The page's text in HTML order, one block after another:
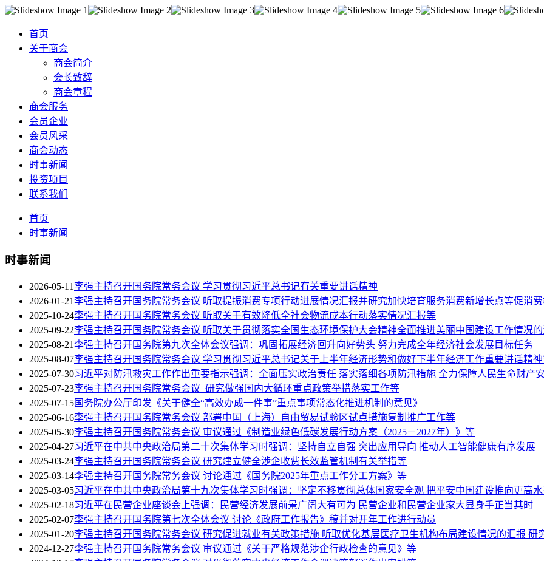
首页
关于商会
商会简介
会长致辞
商会章程
商会服务
会员企业
会员风采
商会动态
时事新闻
投资项目
联系我们
首页
时事新闻
时事新闻
2026-05-11李强主持召开国务院常务会议 学习贯彻习近平总书记有关重要讲话精神
2026-01-21李强主持召开国务院常务会议 听取提振消费专项行动进展情况汇报并研究加快培育服务消费新增长点等促消
2025-10-24李强主持召开国务院常务会议 听取关于有效降低全社会物流成本行动落实情况汇报等
2025-09-22李强主持召开国务院常务会议 听取关于贯彻落实全国生态环境保护大会精神全面推进美丽中国建设工作情况
2025-08-21李强主持召开国务院第九次全体会议强调：巩固拓展经济回升向好势头 努力完成全年经济社会发展目标任务
2025-08-07李强主持召开国务院常务会议 学习贯彻习近平总书记关于上半年经济形势和做好下半年经济工作重要讲话精
2025-07-30习近平对防汛救灾工作作出重要指示强调：全面压实政治责任 落实落细各项防汛措施 全力保障人民生命财产
2025-07-23李强主持召开国务院常务会议 研究做强国内大循环重点政策举措落实工作等
2025-07-15国务院办公厅印发《关于健全“高效办成一件事”重点事项常态化推进机制的意见》
2025-06-16李强主持召开国务院常务会议 部署中国（上海）自由贸易试验区试点措施复制推广工作等
2025-05-30李强主持召开国务院常务会议 审议通过《制造业绿色低碳发展行动方案（2025－2027年）》等
2025-04-27习近平在中共中央政治局第二十次集体学习时强调：坚持自立自强 突出应用导向 推动人工智能健康有序发展
2025-03-24李强主持召开国务院常务会议 研究建立健全涉企收费长效监管机制有关举措等
2025-03-14李强主持召开国务院常务会议 讨论通过《国务院2025年重点工作分工方案》等
2025-03-05习近平在中共中央政治局第十九次集体学习时强调：坚定不移贯彻总体国家安全观 把平安中国建设推向更高
2025-02-18习近平在民营企业座谈会上强调：民营经济发展前景广阔大有可为 民营企业和民营企业家大显身手正当其时
2025-02-07李强主持召开国务院第七次全体会议 讨论《政府工作报告》稿并对开年工作进行动员
2025-01-20李强主持召开国务院常务会议 研究促进就业有关政策措施 听取优化基层医疗卫生机构布局建设情况的汇报 研
2024-12-27李强主持召开国务院常务会议 审议通过《关于严格规范涉企行政检查的意见》等